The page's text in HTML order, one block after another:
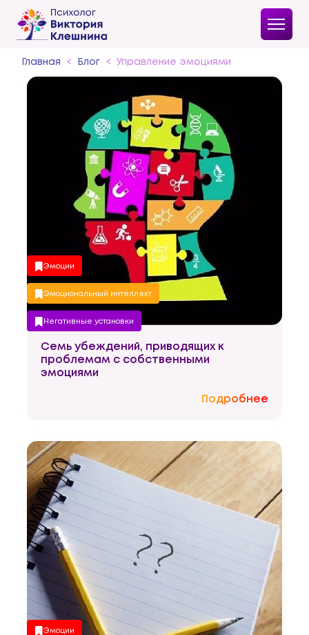
Главная Блог Управление эмоциями
Эмоции
Эмоциональный интеллект
Негативные установки
Управление собой
Семь убеждений, приводящих к
проблемам с собственными
эмоциями
Подробнее
Эмоции